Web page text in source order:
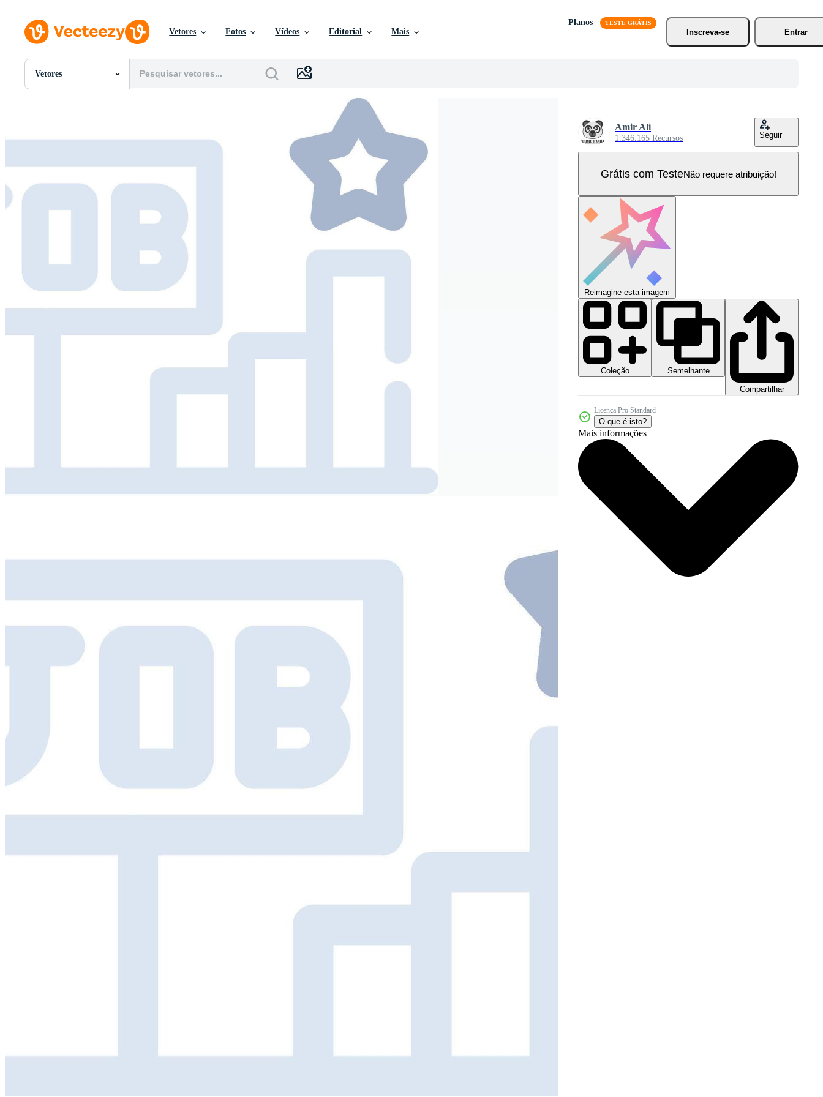
Vetores Fotos Vídeos Editorial Mais
Planos
Inscreva-se
Entrar
Vetores
Todas Imagens
SVGs
Vetores
Motion graphics
Amir Ali
1.346.165 Recursos Seguir
Grátis com TesteNão requere atribuição!
Reimagine esta imagem
Coleção
Semelhante
Compartilhar
Licença Pro Standard
O que é isto?
Mais informações